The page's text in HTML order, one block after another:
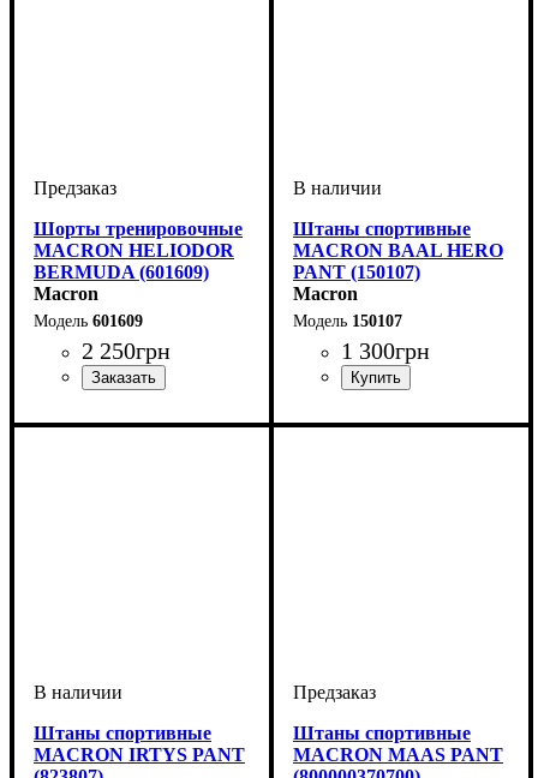
Шорты тренировочные
MACRON HELIODOR
BERMUDA (601609)
Macron
601609
2 250грн
Штаны спортивные
MACRON BAAL HERO
PANT (150107)
Macron
150107
1 300грн
Штаны спортивные
MACRON IRTYS PANT
Штаны спортивные
MACRON MAAS PANT